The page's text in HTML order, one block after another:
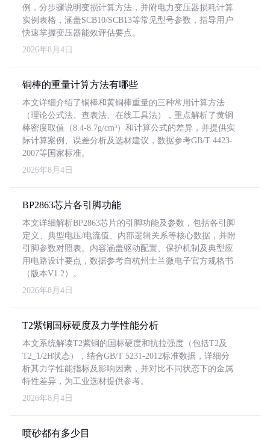
例，分步骤说明变损计算方法，并附电力变压器损耗计算
实例表格，涵盖SCB10/SCB13等常见型号参数，指导用户
快速掌握变压器能效评估要点。
2026年8月4日
铜棒的重量计算方法有哪些
本文详细介绍了铜棒和黄铜棒重量的三种常用计算方法
（理论公式法、查表法、在线工具法），重点解析了黄铜
棒密度取值（8.4-8.7g/cm³）和计算公式的差异，并提供实
际计算案例、误差分析及选材建议，数据参考GB/T 4423-
2007等国家标准。
2026年8月4日
BP2863芯片各引脚功能
本文详细解析BP2863芯片的引脚功能及参数，包括各引脚
定义、典型电压/电流值、内部逻辑关系等核心数据，并附
引脚参数对照表。内容涵盖驱动配置、保护机制及典型应
用电路设计要点，数据参考自杭州士兰微电子官方规格书
（版本V1.2）。
2026年8月4日
T2紫铜国标硬度及力学性能分析
本文系统解读T2紫铜的国标硬度和抗拉强度（包括T2及
T2_1/2H状态），结合GB/T 5231-2012标准数据，详细分
析其力学性能指标及影响因素，并对比不同状态下的金属
特性差异，为工业选材提供参考。
2026年8月4日
喷砂都有多少目